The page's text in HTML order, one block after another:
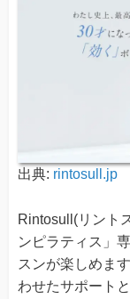
出典: rintosull.jp
Rintosull(リント
ンピラティス」
スンが楽しめま
わせたサポート